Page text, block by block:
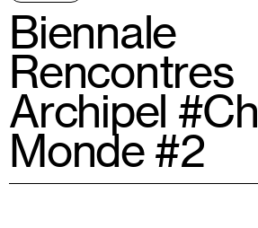
Biennale
Rencontres
Archipel
Monde #2